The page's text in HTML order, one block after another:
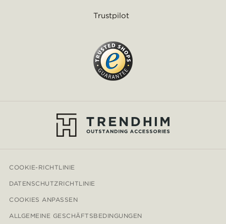
Trustpilot
COOKIE-RICHTLINIE
DATENSCHUTZRICHTLINIE
COOKIES ANPASSEN
ALLGEMEINE GESCHÄFTSBEDINGUNGEN